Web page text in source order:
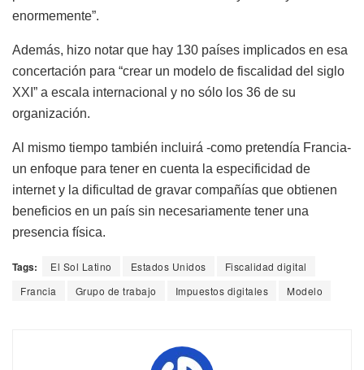
enormemente”.
Además, hizo notar que hay 130 países implicados en esa
concertación para “crear un modelo de fiscalidad del siglo
XXI” a escala internacional y no sólo los 36 de su
organización.
Al mismo tiempo también incluirá -como pretendía Francia-
un enfoque para tener en cuenta la especificidad de
internet y la dificultad de gravar compañías que obtienen
beneficios en un país sin necesariamente tener una
presencia física.
Tags: El Sol Latino Estados Unidos
Fiscalidad digital
Francia
Grupo de trabajo Impuestos digitales Modelo